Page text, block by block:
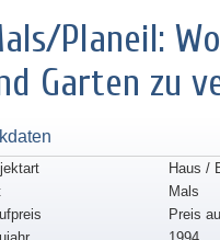
Planeil:
Garten zu
Haus /
Mals
Preis